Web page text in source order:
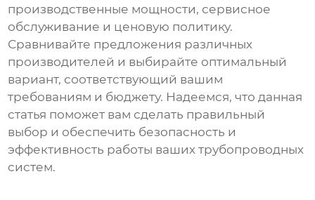
производственные мощности, сервисное
обслуживание и ценовую политику.
Сравнивайте предложения различных
производителей и выбирайте оптимальный
вариант, соответствующий вашим
требованиям и бюджету. Надеемся, что данная
статья поможет вам сделать правильный
выбор и обеспечить безопасность и
эффективность работы ваших трубопроводных
систем.